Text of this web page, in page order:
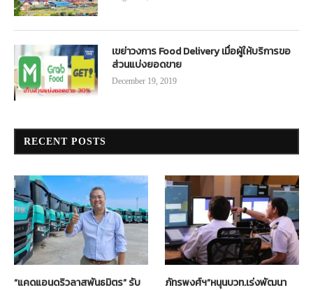
เขย่าวงการ Food Delivery เมื่อผู้ให้บริการขอ
ส่วนแบ่งยอดขาย
December 19, 2019
RECENT POSTS
“แคดแอนดริวลาสพันธมิตร” รับ
ภัทรพงศ์ฯ”หนุนบวท.เร่งพัฒนา